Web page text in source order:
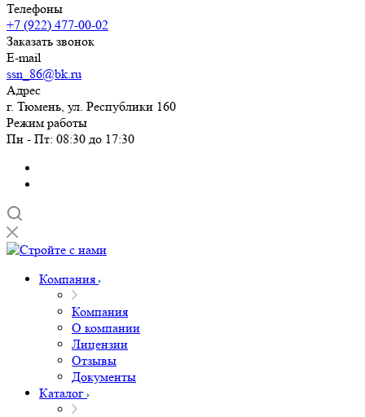
Телефоны
+7 (922) 477-00-02
Заказать звонок
E-mail
ssn_86@bk.ru
Адрес
г. Тюмень, ул. Республики 160
Режим работы
Пн - Пт: 08:30 до 17:30
Компания
Компания
О компании
Лицензии
Отзывы
Документы
Каталог